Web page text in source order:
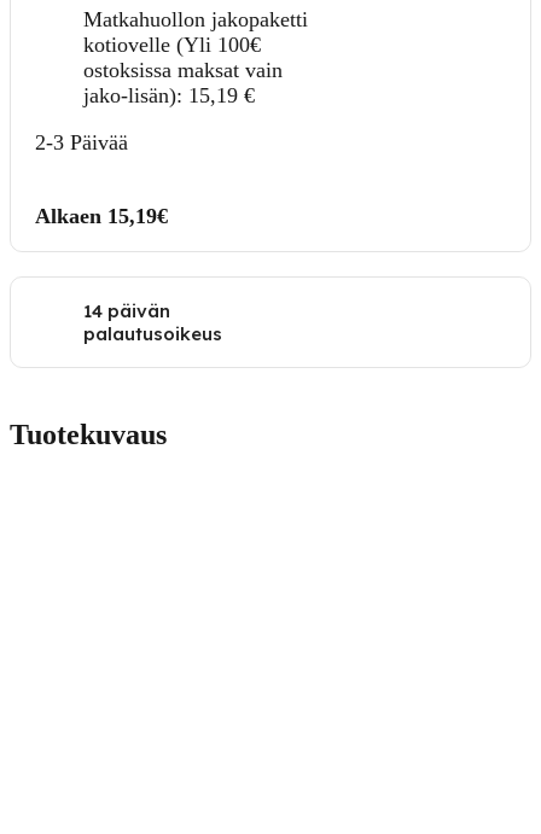
Matkahuollon jakopaketti
kotiovelle (Yli 100€
ostoksissa maksat vain
jako-lisän): 15,19 €
2-3 Päivää
Alkaen 15,19€
14 päivän
palautusoikeus
Tuotekuvaus